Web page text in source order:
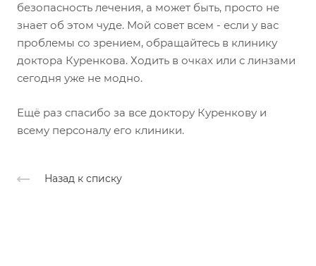
безопасность лечения, а может быть, просто не
знает об этом чуде. Мой совет всем - если у вас
проблемы со зрением, обращайтесь в клинику
доктора Куренкова. Ходить в очках или с линзами
сегодня уже не модно.
Ещё раз спасибо за все доктору Куренкову и
всему персоналу его клиники.
Назад к списку